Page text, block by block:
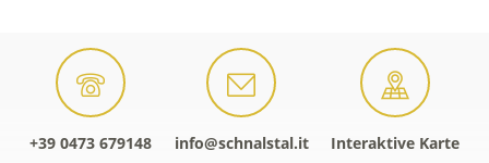
+39 0473 679148 info@schnalstal.it Interaktive Karte